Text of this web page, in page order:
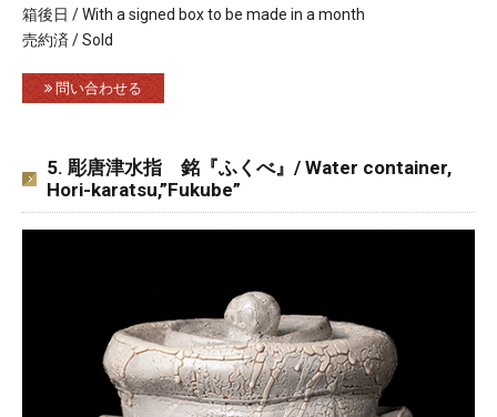
箱後日 / With a signed box to be made in a month
売約済 / Sold
問い合わせる
5. 彫唐津水指 銘『ふくべ』/ Water container,
Hori-karatsu,”Fukube”